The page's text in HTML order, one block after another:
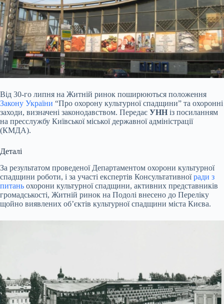
Від 30-го липня на Житній ринок поширюються положення
Закону України “Про охорону культурної спадщини” та охоронні
заходи, визначені законодавством. Передає УНН із посиланням
на пресслужбу Київської міської державної адміністрації
(КМДА).
Деталі
За результатом проведеної Департаментом охорони культурної
спадщини роботи, і за участі експертів Консультативноїради з
питань охорони культурної спадщини, активних представників
громадськості, Житній ринок на Подолі внесено до Переліку
щойно виявлених об’єктів культурної спадщини міста Києва.